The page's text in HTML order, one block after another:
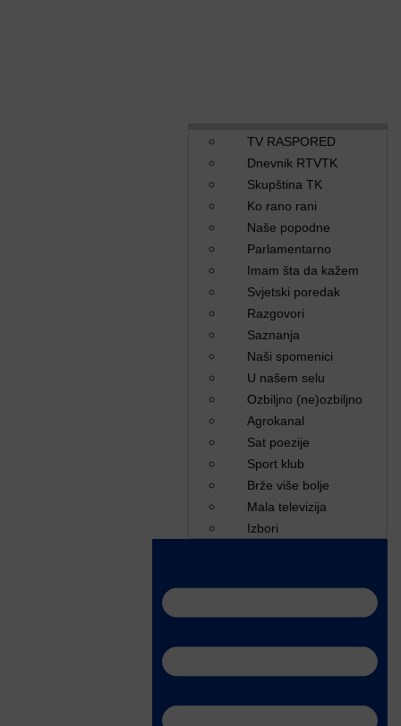
TV RASPORED
Dnevnik RTVTK
Skupština TK
Ko rano rani
Naše popodne
Parlamentarno
Imam šta da kažem
Svjetski poredak
Razgovori
Saznanja
Naši spomenici
U našem selu
Ozbiljno (ne)ozbiljno
Agrokanal
Sat poezije
Sport klub
Brže više bolje
Mala televizija
Izbori